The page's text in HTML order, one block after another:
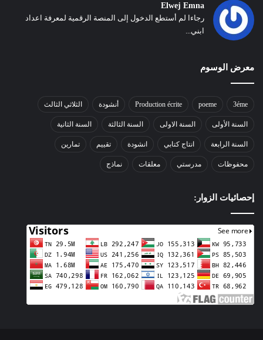
Elwej Emna
رجاءا لم أستطع الدخول إلى المنصة الرقمية لمعرفة اعداد
ابني...
معرض الوسوم
3éme
poeme
Production écrite أنشودة الثلاثي الثالث
السنة الأولى السنة الاولى السنة الثالثة السنة الثانية
السنة الرابعة انتاج كتابي انشودة تقييم تمارين
محفوظات مدرستي معلقات نماذج
إحصائيات الزوار: